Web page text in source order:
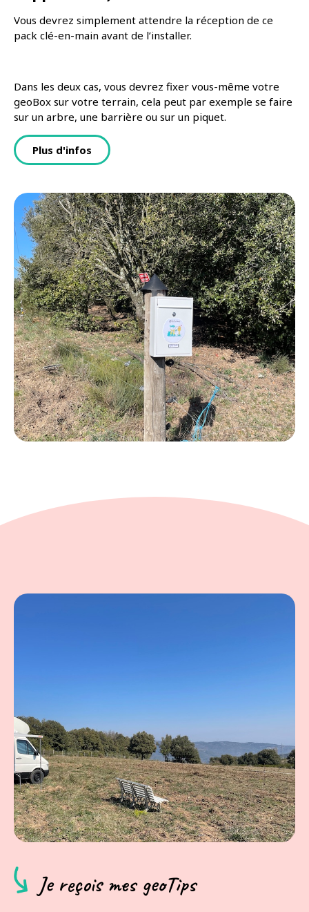
Vous devrez simplement attendre la réception de ce
pack clé-en-main avant de l’installer.
Dans les deux cas, vous devrez fixer vous-même votre
geoBox sur votre terrain, cela peut par exemple se faire
sur un arbre, une barrière ou sur un piquet.
Plus d'infos
Je reçois mes geoTips